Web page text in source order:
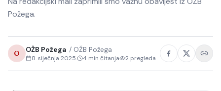
Život
Sport
Požega.
O OŽB Požega / OŽB Požega
8. siječnja 2025. 4 min čitanja 2 pregleda